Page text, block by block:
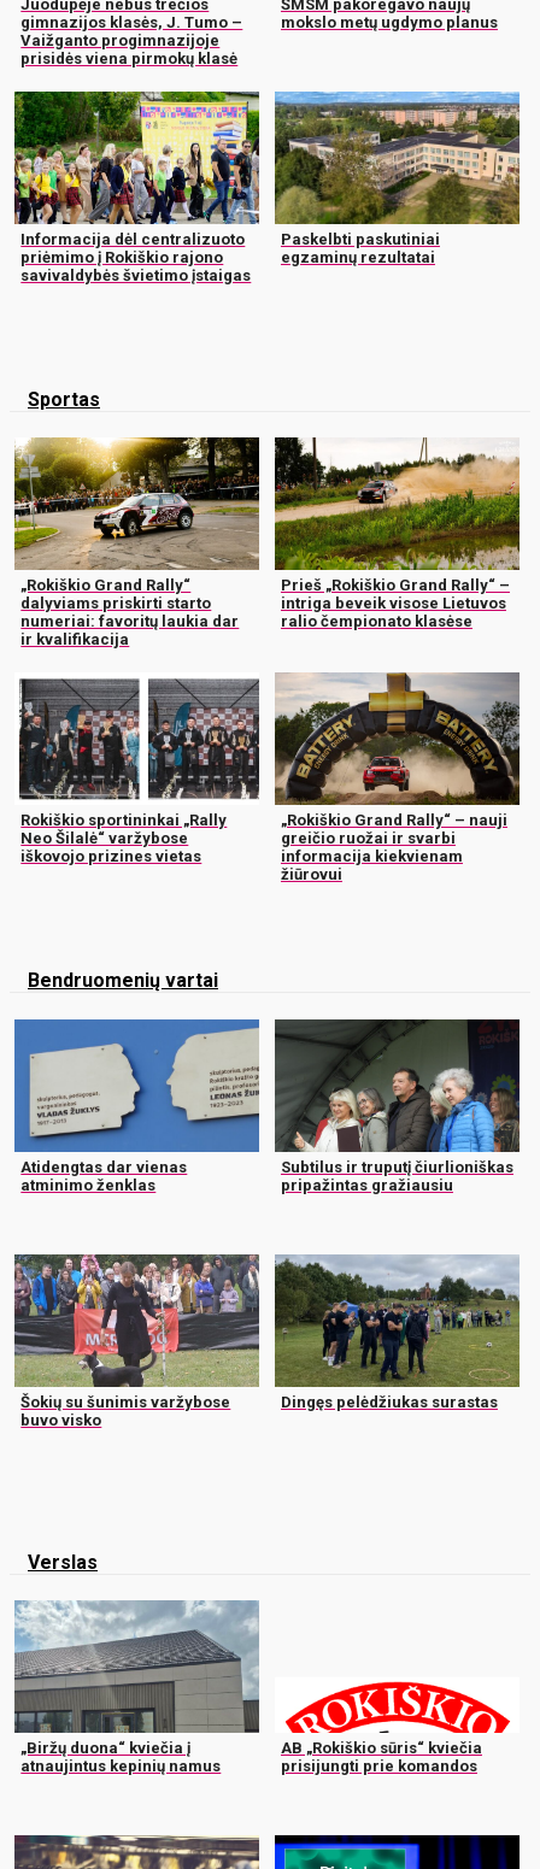
Juodupėje nebus trečios
gimnazijos klasės, J. Tumo –
Vaižganto progimnazijoje
prisidės viena pirmokų klasė
ŠMSM pakoregavo naujų
mokslo metų ugdymo planus
Informacija dėl centralizuoto
priėmimo į Rokiškio rajono
savivaldybės švietimo įstaigas
Paskelbti paskutiniai
egzaminų rezultatai
Sportas
„Rokiškio Grand Rally“
dalyviams priskirti starto
numeriai: favoritų laukia dar
ir kvalifikacija
Prieš „Rokiškio Grand Rally“ –
intriga beveik visose Lietuvos
ralio čempionato klasėse
Rokiškio sportininkai „Rally
Neo Šilalė“ varžybose
iškovojo prizines vietas
„Rokiškio Grand Rally“ – nauji
greičio ruožai ir svarbi
informacija kiekvienam
žiūrovui
Bendruomenių vartai
Atidengtas dar vienas
atminimo ženklas
Subtilus ir truputį čiurlioniškas
pripažintas gražiausiu
Šokių su šunimis varžybose
buvo visko
Dingęs pelėdžiukas surastas
Verslas
„Biržų duona“ kviečia į
atnaujintus kepinių namus
AB „Rokiškio sūris“ kviečia
prisijungti prie komandos